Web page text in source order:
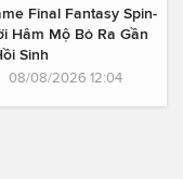
Final Fantasy Spin-
Hâm Mộ Bỏ Ra Gần
Sinh
08/08/2026 12:04